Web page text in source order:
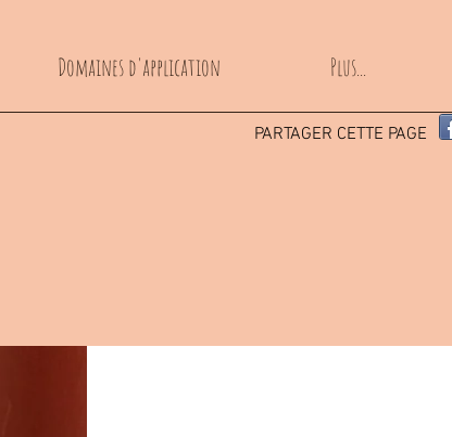
Domaines d'application Plus...
PARTAGER CETTE PAGE